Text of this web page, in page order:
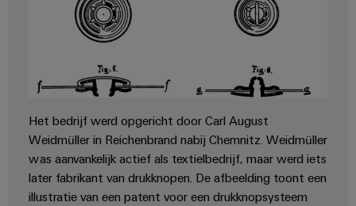
Het bedrijf werd opgericht door Carl August
Weidmüller in Reichenbrand nabij Chemnitz. Weidmüller
was aanvankelijk actief als textielbedrijf, maar werd iets
later fabrikant van drukknopen. De afbeelding toont een
illustratie van een patent voor een drukknopsysteem